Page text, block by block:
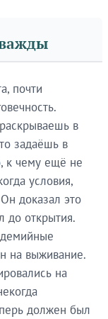
почти
в
задаёшь в
к чему ещё не
условия,
доказал это
до открытия.
на выживание.
на
должен был